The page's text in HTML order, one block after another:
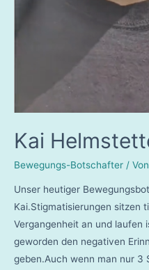
Kai
Bewegungs-Botschafter / Von
Unser heutiger
Kai.Stigmatisierungen sitzen
Vergangenheit an und laufen
geworden den negativen
geben.Auch wenn man nur